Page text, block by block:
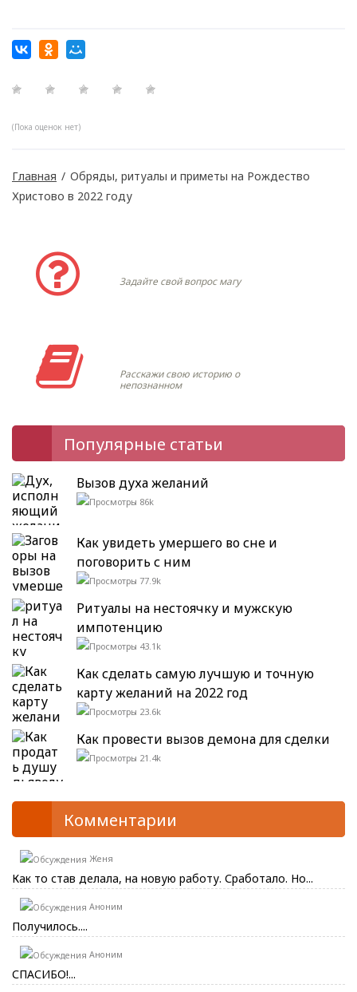
(Пока оценок нет)
Главная / Обряды, ритуалы и приметы на Рождество
Христово в 2022 году
Задайте свой вопрос магу
Расскажи свою историю о
непознанном
Популярные статьи
Вызов духа желаний
86k
Как увидеть умершего во сне и
поговорить с ним
77.9k
Ритуалы на нестоячку и мужскую
импотенцию
43.1k
Как сделать самую лучшую и точную
карту желаний на 2022 год
23.6k
Как провести вызов демона для сделки
21.4k
Комментарии
Женя
Как то став делала, на новую работу. Сработало. Но...
Аноним
Получилось....
Аноним
СПАСИБО!...